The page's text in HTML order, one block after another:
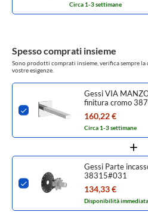
Circa 1-3 settimane
Spesso comprati insieme
Sono prodotti comprati insieme, verifica sempre
vostre esigenze.
Gessi VIA
finitura cromo
160,22 €
Circa 1-3 settimane
Gessi Parte
38315#031
134,33 €
Disponibilità immediata